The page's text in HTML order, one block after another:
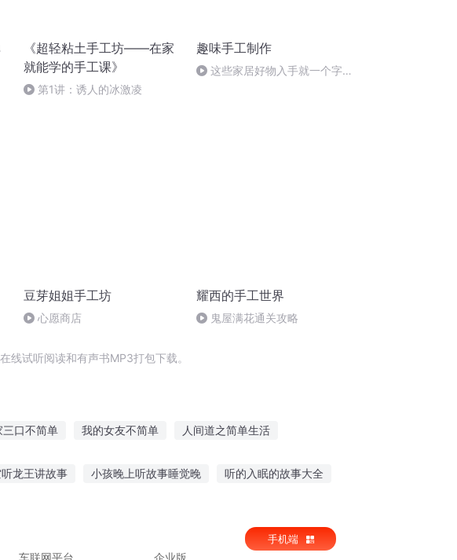
《超轻粘土手工坊——在家
就能学的手工课》
第1讲：诱人的冰激凌
趣味手工制作
这些家居好物入手就一个字：
豆芽姐姐手工坊
心愿商店
耀西的手工世界
鬼屋满花通关攻略
线试听阅读和有声书MP3打包下载。
三口不简单 我的女友不简单 人间道之简单生活
龙王讲故事 小孩晚上听故事睡觉晚 听的入眠的故事大全
车联网平台 企业版
手机端